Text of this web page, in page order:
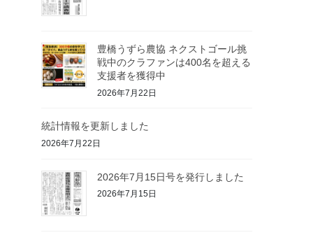
豊橋うずら農協 ネクストゴール挑
戦中のクラファンは400名を超える
支援者を獲得中
2026年7月22日
統計情報を更新しました
2026年7月22日
2026年7月15日号を発行しました
2026年7月15日